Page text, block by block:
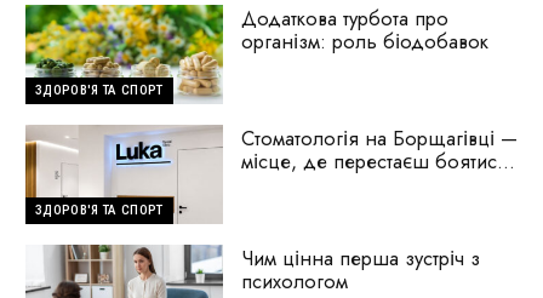
ЗДОРОВ'Я ТА СПОРТ
Додаткова турбота про
організм: роль біодобавок
ЗДОРОВ'Я ТА СПОРТ
Стоматологія на Борщагівці —
місце, де перестаєш боятися
Чим цінна перша зустріч з
психологом